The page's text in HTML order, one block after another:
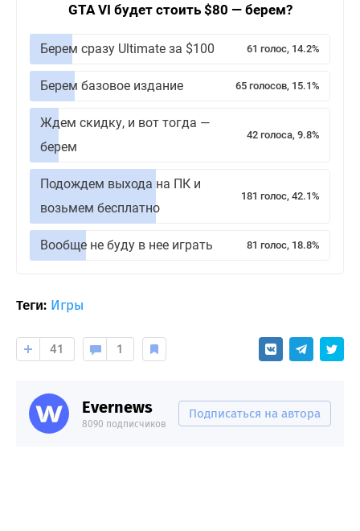
GTA VI будет стоить $80 — берем?
Берем сразу Ultimate за $100 61 голос, 14.2%
Берем базовое издание 65 голосов, 15.1%
Ждем скидку, и вот тогда —
берем
42 голоса, 9.8%
Подождем выхода на ПК и
возьмем бесплатно
181 голос, 42.1%
Вообще не буду в нее играть 81 голос, 18.8%
Теги: Игры
41 1
Evernews
8090 подписчиков
Подписаться на автора